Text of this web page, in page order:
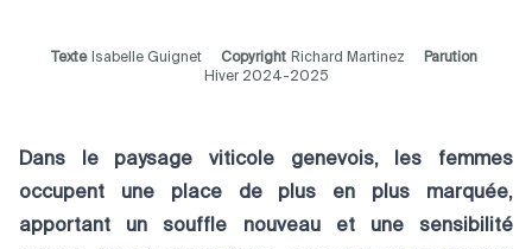
Texte Isabelle Guignet Copyright Richard Martinez
Parution
Hiver 2024-2025
Dans le paysage viticole genevois, les femmes
occupent une place de plus en plus marquée,
apportant un souffle nouveau et une sensibilité